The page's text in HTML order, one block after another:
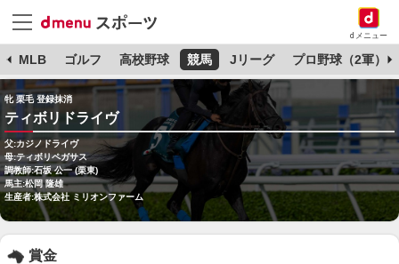
dメニュー
MLB ゴルフ 高校野球 競馬 Jリーグ プロ野球（2軍）
牝 栗毛 登録抹消
ティボリドライヴ
父:カジノドライヴ
母:ティボリペガサス
調教師:石坂 公一 (栗東)
馬主:松岡 隆雄
生産者:株式会社 ミリオンファーム
賞金